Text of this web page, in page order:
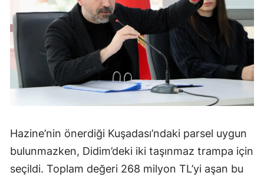
Hazine’nin önerdiği Kuşadası’ndaki parsel uygun
bulunmazken, Didim’deki iki taşınmaz trampa için
seçildi. Toplam değeri 268 milyon TL’yi aşan bu